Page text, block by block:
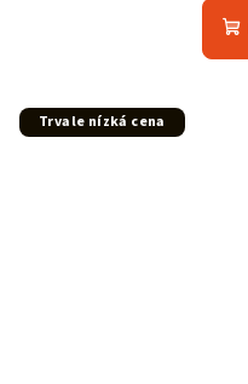
Trvale nízká cena